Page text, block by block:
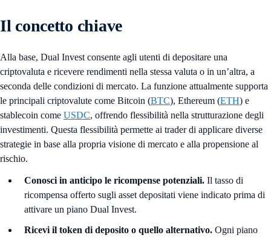
Il concetto chiave
Alla base, Dual Invest consente agli utenti di depositare una
criptovaluta e ricevere rendimenti nella stessa valuta o in un’altra, a
seconda delle condizioni di mercato. La funzione attualmente supporta
le principali criptovalute come Bitcoin (BTC), Ethereum (ETH) e
stablecoin come USDC, offrendo flessibilità nella strutturazione degli
investimenti. Questa flessibilità permette ai trader di applicare diverse
strategie in base alla propria visione di mercato e alla propensione al
rischio.
Conosci in anticipo le ricompense potenziali. Il tasso di
ricompensa offerto sugli asset depositati viene indicato prima di
attivare un piano Dual Invest.
Ricevi il token di deposito o quello alternativo. Ogni piano